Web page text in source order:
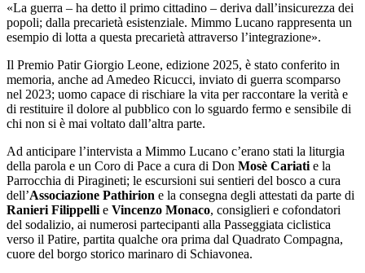
«La guerra – ha detto il primo cittadino – deriva dall’insicurezza dei
popoli; dalla precarietà esistenziale. Mimmo Lucano rappresenta un
esempio di lotta a questa precarietà attraverso l’integrazione».
Il Premio Patir Giorgio Leone, edizione 2025, è stato conferito in
memoria, anche ad Amedeo Ricucci, inviato di guerra scomparso
nel 2023; uomo capace di rischiare la vita per raccontare la verità e
di restituire il dolore al pubblico con lo sguardo fermo e sensibile di
chi non si è mai voltato dall’altra parte.
Ad anticipare l’intervista a Mimmo Lucano c’erano stati la liturgia
della parola e un Coro di Pace a cura di Don Mosè Cariati e la
Parrocchia di Piragineti; le escursioni sui sentieri del bosco a cura
dell’Associazione Pathirion e la consegna degli attestati da parte di
Ranieri Filippelli e Vincenzo Monaco, consiglieri e cofondatori
del sodalizio, ai numerosi partecipanti alla Passeggiata ciclistica
verso il Patire, partita qualche ora prima dal Quadrato Compagna,
cuore del borgo storico marinaro di Schiavonea.